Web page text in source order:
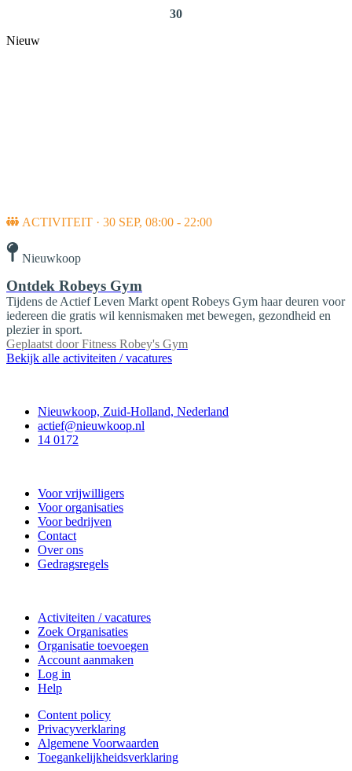
30
Nieuw
ACTIVITEIT · 30 SEP, 08:00 - 22:00
Nieuwkoop
Ontdek Robeys Gym
Tijdens de Actief Leven Markt opent Robeys Gym haar deuren voor
iedereen die gratis wil kennismaken met bewegen, gezondheid en
plezier in sport.
Geplaatst door Fitness Robey's Gym
Bekijk alle activiteiten / vacatures
Nieuwkoop, Zuid-Holland, Nederland
actief@nieuwkoop.nl
14 0172
Voor vrijwilligers
Voor organisaties
Voor bedrijven
Contact
Over ons
Gedragsregels
Activiteiten / vacatures
Zoek Organisaties
Organisatie toevoegen
Account aanmaken
Log in
Help
Content policy
Privacyverklaring
Algemene Voorwaarden
Toegankelijkheidsverklaring